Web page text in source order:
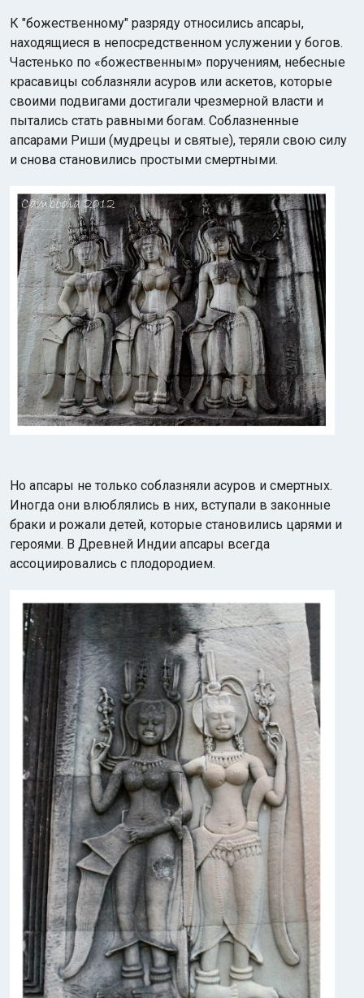
К "божественному" разряду относились апсары,
находящиеся в непосредственном услужении у богов.
Частенько по «божественным» поручениям, небесные
красавицы соблазняли асуров или аскетов, которые
своими подвигами достигали чрезмерной власти и
пытались стать равными богам. Соблазненные
апсарами Риши (мудрецы и святые), теряли свою силу
и снова становились простыми смертными.
Но апсары не только соблазняли асуров и смертных.
Иногда они влюблялись в них, вступали в законные
браки и рожали детей, которые становились царями и
героями. В Древней Индии апсары всегда
ассоциировались с плодородием.